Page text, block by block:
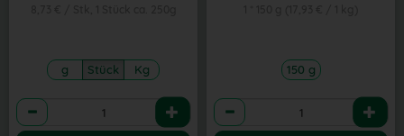
g Stück Kg
Anzahl
150 g
Anzahl